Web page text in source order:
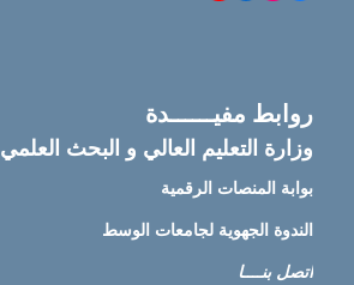
روابط مفيــــــدة
وزارة التعليم العالي و البحث العلمي
بوابة المنصات الرقمية
الندوة الجهوية لجامعات الوسط
اتصل بنــــا